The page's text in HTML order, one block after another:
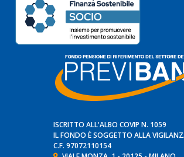
ISCRITTO ALL'ALBO COVIP N. 1059
IL FONDO È SOGGETTO ALLA
C.F. 97072110154